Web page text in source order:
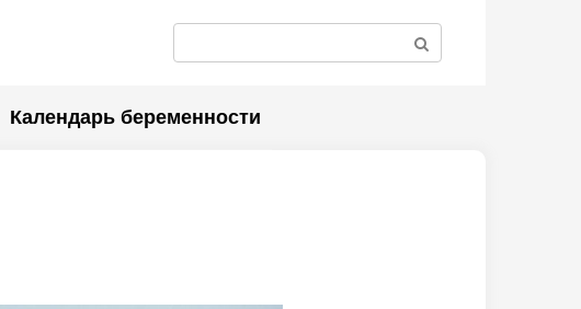
Календарь беременности